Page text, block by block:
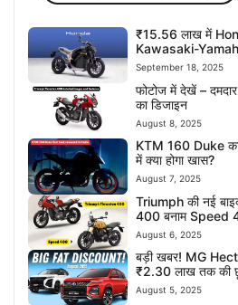
₹15.56 लाख में
Kawasaki-
September 18, 2025
फोटोज में देखें –
का डिजाइन
August 8, 2025
KTM 160 Duke
में क्या होगा खास?
August 7, 2025
Triumph की नई
400 बनाम Speed
August 6, 2025
बड़ी खबर! MG
₹2.30 लाख तक की
August 5, 2025